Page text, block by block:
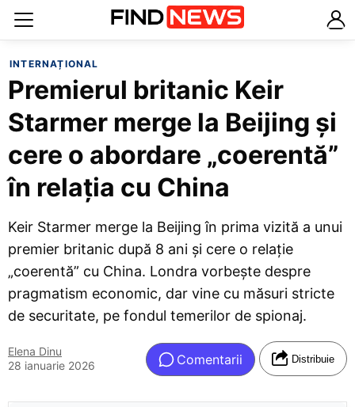
INTERNAȚIONAL
Premierul britanic Keir
Starmer merge la Beijing și
cere o abordare „coerentă”
în relația cu China
Keir Starmer merge la Beijing în prima vizită a unui
premier britanic după 8 ani și cere o relație
„coerentă” cu China. Londra vorbește despre
pragmatism economic, dar vine cu măsuri stricte
de securitate, pe fondul temerilor de spionaj.
Elena Dinu
28 ianuarie 2026
Comentarii Distribuie